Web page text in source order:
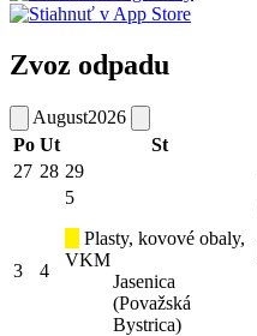
Zvoz odpadu
August2026
Po Ut St
27 28 29
3 4
5
Plasty, kovové obaly,
VKM
Jasenica
(Považská
Bystrica)